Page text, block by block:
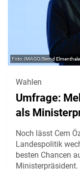
IMAGO/Bernd
Wahlen
Umfrage:
als
Noch lässt Cem
Landespolitik
besten Chancen